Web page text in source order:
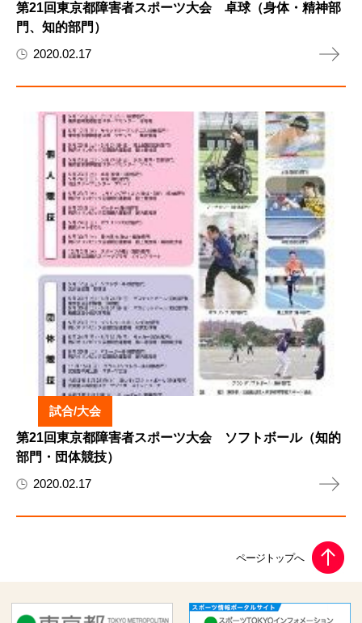
第21回東京都障害者スポーツ大会 卓球（身体・精神部
門、知的部門）
2020.02.17
試合/大会
第21回東京都障害者スポーツ大会 ソフトボール（知的
部門・団体競技）
2020.02.17